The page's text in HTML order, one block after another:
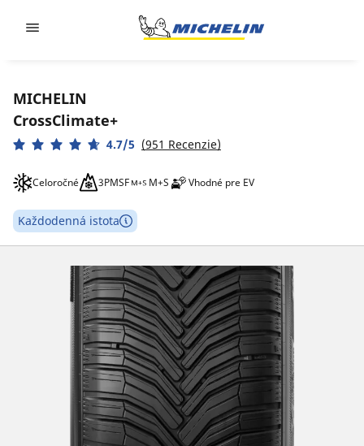
MICHELIN
CrossClimate+
4.7/5 (951 Recenzie)
Celoročné 3PMSF M+S Vhodné pre EV
Každodenná istota